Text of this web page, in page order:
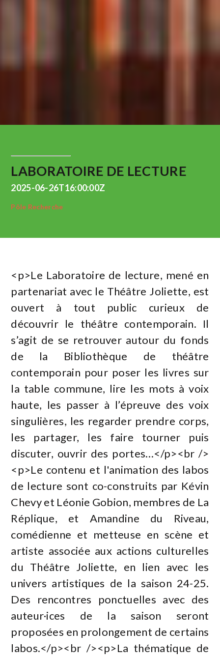
LABORATOIRE DE LECTURE
2025-06-26T16:00:00Z
Pôle Recherche
<p>Le Laboratoire de lecture, mené en
partenariat avec le Théâtre Joliette, est
ouvert à tout public curieux de
découvrir le théâtre contemporain. Il
s’agit de se retrouver autour du fonds
de la Bibliothèque de théâtre
contemporain pour poser les livres sur
la table commune, lire les mots à voix
haute, les passer à l’épreuve des voix
singulières, les regarder prendre corps,
les partager, les faire tourner puis
discuter, ouvrir des portes…</p><br />
<p>Le contenu et l'animation des labos
de lecture sont co-construits par Kévin
Chevy et Léonie Gobion, membres de La
Réplique, et Amandine du Riveau,
comédienne et metteuse en scène et
artiste associée aux actions culturelles
du Théâtre Joliette, en lien avec les
univers artistiques de la saison 24-25.
Des rencontres ponctuelles avec des
auteur·ices de la saison seront
proposées en prolongement de certains
labos.</p><br /><p>La thématique de